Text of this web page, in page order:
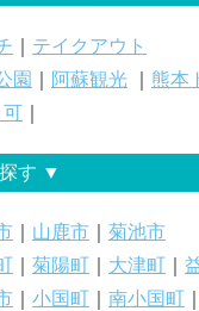
テイクアウト
園 阿蘇観光 熊本
可
す ▼
山鹿市
菊池市
菊陽町 大津町
小国町 南小国町